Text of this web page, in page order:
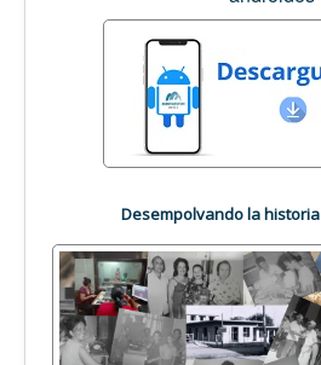
Desempolvando la historia